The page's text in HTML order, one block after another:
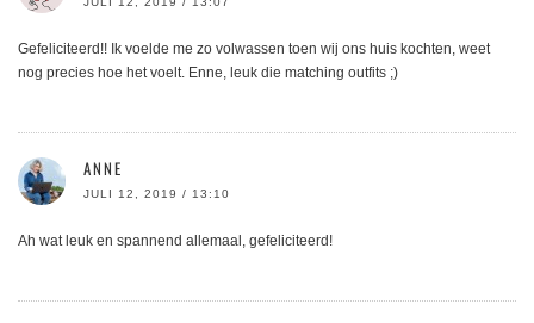
Gefeliciteerd!! Ik voelde me zo volwassen toen wij ons huis kochten, weet
nog precies hoe het voelt. Enne, leuk die matching outfits ;)
ANNE
JULI 12, 2019 / 13:10
Ah wat leuk en spannend allemaal, gefeliciteerd!